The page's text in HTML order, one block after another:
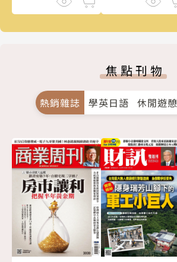
焦點刊物
熱銷雜誌 學英日語 休閒遊憩